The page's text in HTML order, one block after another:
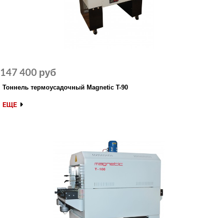
Тоннель термоусадочный Magnetic T-90
147 400 руб
ЕЩЕ